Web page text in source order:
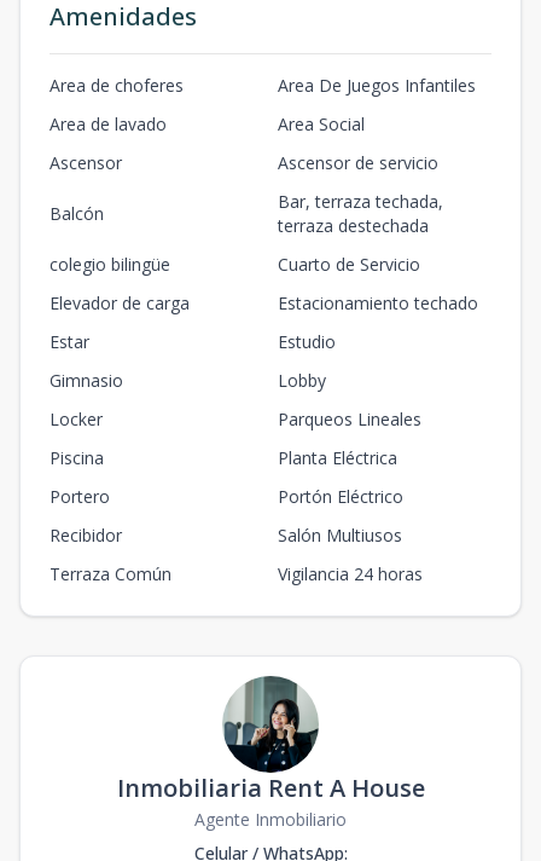
Amenidades
Area de choferes
Area De Juegos Infantiles
Area de lavado
Area Social
Ascensor
Ascensor de servicio
Balcón
Bar, terraza techada,
terraza destechada
colegio bilingüe
Cuarto de Servicio
Elevador de carga
Estacionamiento techado
Estar
Estudio
Gimnasio
Lobby
Locker
Parqueos Lineales
Piscina
Planta Eléctrica
Portero
Portón Eléctrico
Recibidor
Salón Multiusos
Terraza Común
Vigilancia 24 horas
Inmobiliaria Rent A House
Agente Inmobiliario
Celular / WhatsApp: